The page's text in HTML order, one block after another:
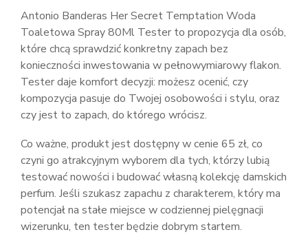
Antonio Banderas Her Secret Temptation Woda
Toaletowa Spray 80Ml Tester to propozycja dla osób,
które chcą sprawdzić konkretny zapach bez
konieczności inwestowania w pełnowymiarowy flakon.
Tester daje komfort decyzji: możesz ocenić, czy
kompozycja pasuje do Twojej osobowości i stylu, oraz
czy jest to zapach, do którego wrócisz.
Co ważne, produkt jest dostępny w cenie 65 zł, co
czyni go atrakcyjnym wyborem dla tych, którzy lubią
testować nowości i budować własną kolekcję damskich
perfum. Jeśli szukasz zapachu z charakterem, który ma
potencjał na stałe miejsce w codziennej pielęgnacji
wizerunku, ten tester będzie dobrym startem.